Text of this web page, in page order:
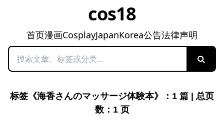
cos18
首页漫画CosplayJapanKorea公告法律声明
搜索
标签《海香さんのマッサージ体験本》：1 篇 | 总页
数：1 页